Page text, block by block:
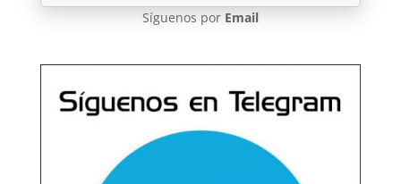
Síguenos por Email